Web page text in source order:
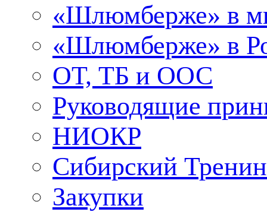
«Шлюмберже» в
«Шлюмберже» в
ОТ, ТБ и ООС
Руководящие
НИОКР
Сибирский
Закупки